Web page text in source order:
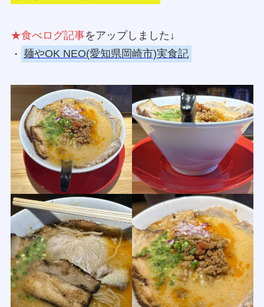
★食べログ記事をアップしました↓
・ 麺やOK NEO(愛知県岡崎市)実食記